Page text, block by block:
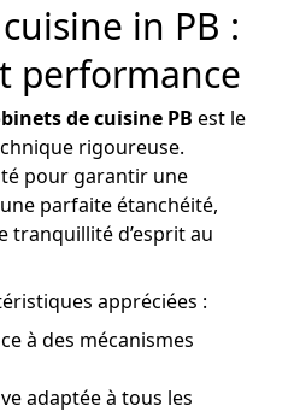
in PB :
performance
de cuisine PB est le
rigoureuse.
pour garantir une
parfaite étanchéité,
tranquillité d’esprit au
appréciées :
à des mécanismes
adaptée à tous les